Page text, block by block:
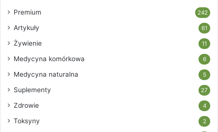
Premium 242
Artykuły 61
Żywienie 11
Medycyna komórkowa 6
Medycyna naturalna 5
Suplementy 27
Zdrowie 4
Toksyny 2